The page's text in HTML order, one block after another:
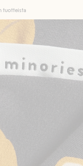
tuotteista
tai enemmän. Voimassa 3-
yhdistää muihin alennuksiin